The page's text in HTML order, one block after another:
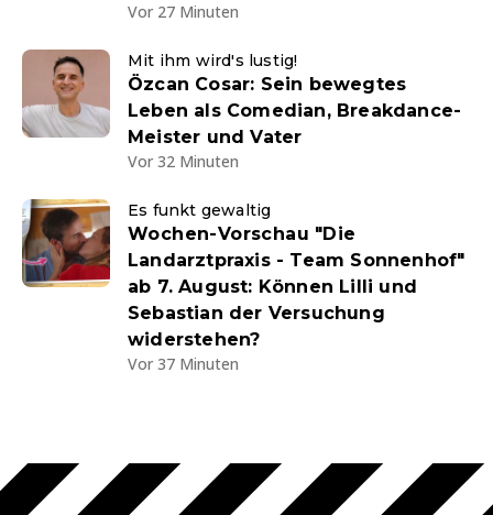
Vor 27 Minuten
Mit ihm wird's lustig!
Özcan Cosar: Sein bewegtes
Leben als Comedian, Breakdance-
Meister und Vater
Vor 32 Minuten
Es funkt gewaltig
Wochen-Vorschau "Die
Landarztpraxis - Team Sonnenhof"
ab 7. August: Können Lilli und
Sebastian der Versuchung
widerstehen?
Vor 37 Minuten